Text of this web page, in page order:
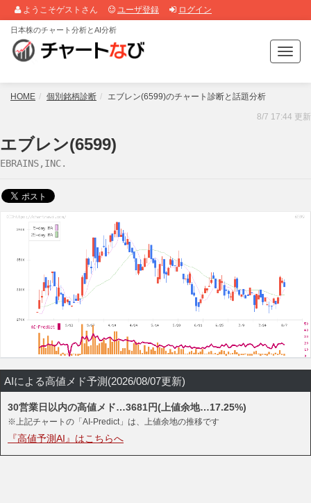
ようこそゲストさん ユーザ登録 ログイン
T
o
g
e
日本株のチャート分析とAI分析
HOME 個別銘柄診断 エブレン(6599)のチャート診断と話題分析
8/7 17:44 更新
エブレン(6599)
EBRAINS,INC.
AIによる高値メド予測(2026/08/07更新)
30営業日以内の高値メド…3681円(上値余地…17.25%)
※上記チャートの「AI-Predict」は、上値余地の推移です
『高値予測AI』はこちらへ